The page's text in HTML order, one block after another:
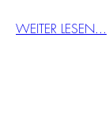
WEITER LESEN...